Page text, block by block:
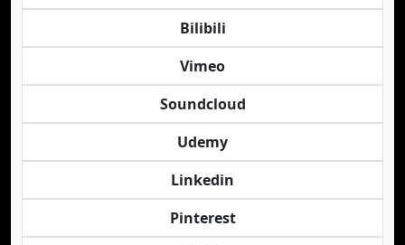
Bilibili
Vimeo
Soundcloud
Udemy
Linkedin
Pinterest